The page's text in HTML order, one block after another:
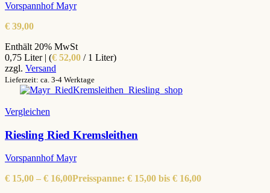
Vorspannhof Mayr
€ 39,00
Enthält 20% MwSt
0,75 Liter | (€ 52,00 / 1 Liter)
zzgl. Versand
Lieferzeit: ca. 3-4 Werktage
Vergleichen
Riesling Ried Kremsleithen
Vorspannhof Mayr
€ 15,00 – € 16,00Preisspanne: € 15,00 bis € 16,00